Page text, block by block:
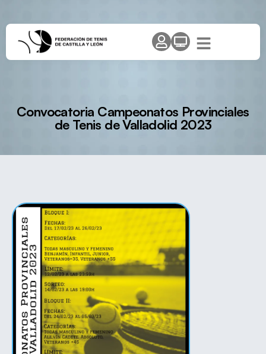
Convocatoria Campeonatos Provinciales
de Tenis de Valladolid 2023